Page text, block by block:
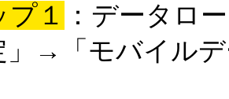
プ１
：データロ
」→「モバイル